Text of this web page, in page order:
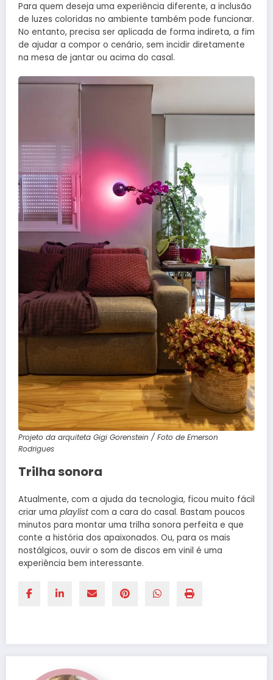
Para quem deseja uma experiência diferente, a inclusão
de luzes coloridas no ambiente também pode funcionar.
No entanto, precisa ser aplicada de forma indireta, a fim
de ajudar a compor o cenário, sem incidir diretamente
na mesa de jantar ou acima do casal.
Projeto da arquiteta Gigi Gorenstein / Foto de Emerson
Rodrigues
Trilha sonora
Atualmente, com a ajuda da tecnologia, ficou muito fácil
criar uma playlist com a cara do casal. Bastam poucos
minutos para montar uma trilha sonora perfeita e que
conte a história dos apaixonados. Ou, para os mais
nostálgicos, ouvir o som de discos em vinil é uma
experiência bem interessante.